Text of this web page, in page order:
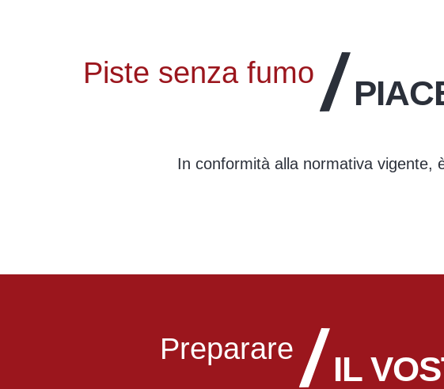
Piste senza fumo
In conformità alla normativa vigente,
Preparare
IL